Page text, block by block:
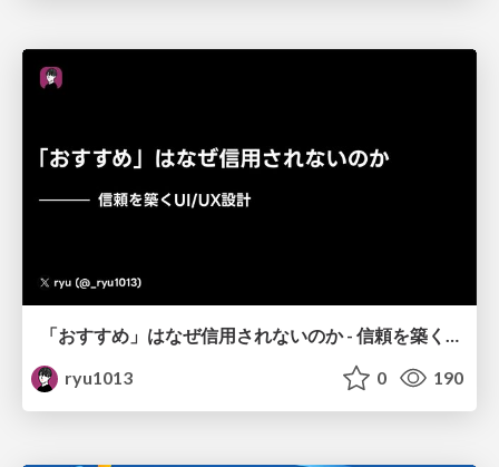
「おすすめ」はなぜ信用されないのか - 信頼を築くUI/UX設計
ryu1013
0 190